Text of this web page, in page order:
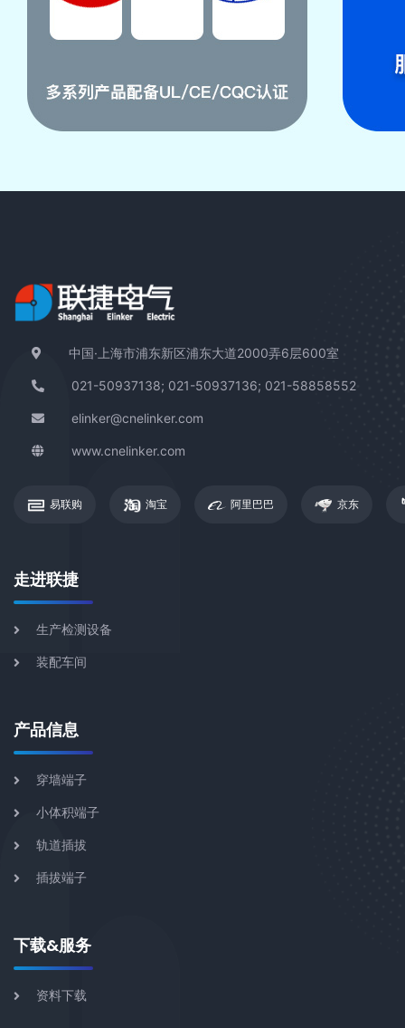
中国·上海市浦东新区浦东大道2000弄6层600室
021-50937138; 021-50937136; 021-58858552
elinker@cnelinker.com
www.cnelinker.com
易联购 淘宝 阿里巴巴 京东
走进联捷
生产检测设备
装配车间
产品信息
穿墙端子
小体积端子
轨道插拔
插拔端子
下载&服务
资料下载